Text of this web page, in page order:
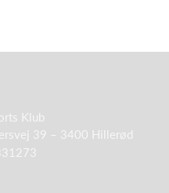
Klub
39 – 3400 Hillerød